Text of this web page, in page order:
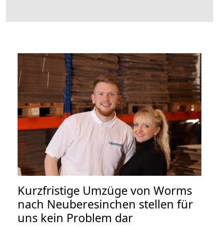
Kurzfristige Umzüge von Worms
nach Neuberesinchen stellen für
uns kein Problem dar